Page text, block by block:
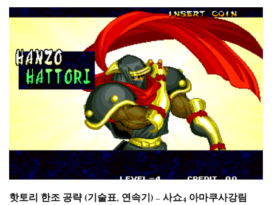
핫토리 한조 공략 (기술표, 연속기) – 사쇼4 아마쿠사강림